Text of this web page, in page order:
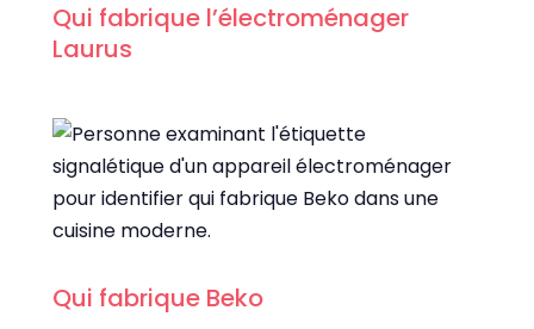
Qui fabrique l’électroménager
Laurus
Qui fabrique Beko